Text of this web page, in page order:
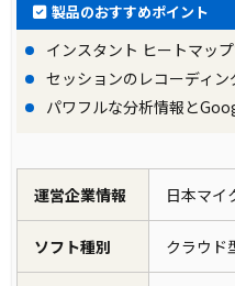
製品のおすすめポイント
インスタント ヒートマッ
セッションのレコーディン
パワフルな分析情報と
運営企業情報 日本マイ
ソフト種別 クラウ